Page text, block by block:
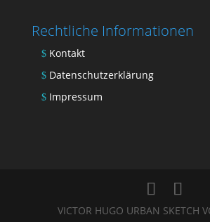
Rechtliche Informationen
Kontakt
Datenschutzerklärung
Impressum
VICTOR HUGO URBAN SKETCH